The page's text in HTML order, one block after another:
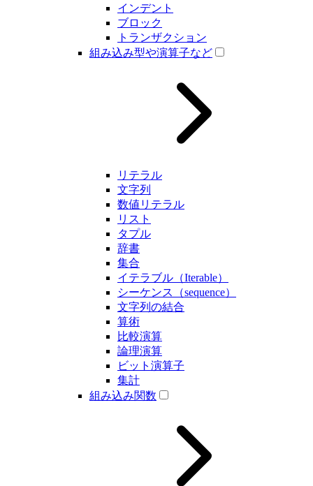
インデント
ブロック
トランザクション
組み込み型や演算子など
リテラル
文字列
数値リテラル
リスト
タプル
辞書
集合
イテラブル（Iterable）
シーケンス（sequence）
文字列の結合
算術
比較演算
論理演算
ビット演算子
集計
組み込み関数